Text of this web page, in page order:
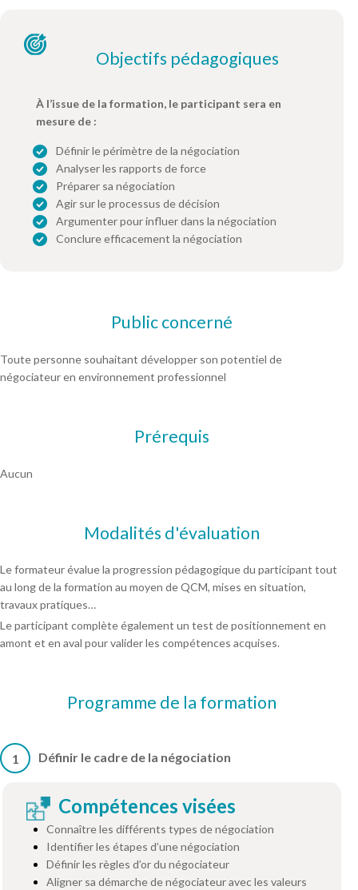
Objectifs pédagogiques
À l’issue de la formation, le participant sera en
mesure de :
Définir le périmètre de la négociation
Analyser les rapports de force
Préparer sa négociation
Agir sur le processus de décision
Argumenter pour influer dans la négociation
Conclure efficacement la négociation
Public concerné
Toute personne souhaitant développer son potentiel de
négociateur en environnement professionnel
Prérequis
Aucun
Modalités d'évaluation
Le formateur évalue la progression pédagogique du participant tout
au long de la formation au moyen de QCM, mises en situation,
travaux pratiques…
Le participant complète également un test de positionnement en
amont et en aval pour valider les compétences acquises.
Programme de la formation
1 Définir le cadre de la négociation
Compétences visées
Connaître les différents types de négociation
Identifier les étapes d’une négociation
Définir les règles d’or du négociateur
Aligner sa démarche de négociateur avec les valeurs